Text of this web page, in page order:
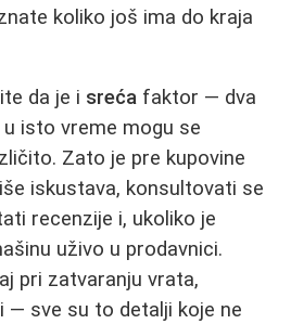
koliko još ima do kraja
da je i sreća faktor — dva
isto vreme mogu se
Zato je pre kupovine
iskustava, konsultovati se
recenzije i, ukoliko je
uživo u prodavnici.
pri zatvaranju vrata,
— sve su to detalji koje ne